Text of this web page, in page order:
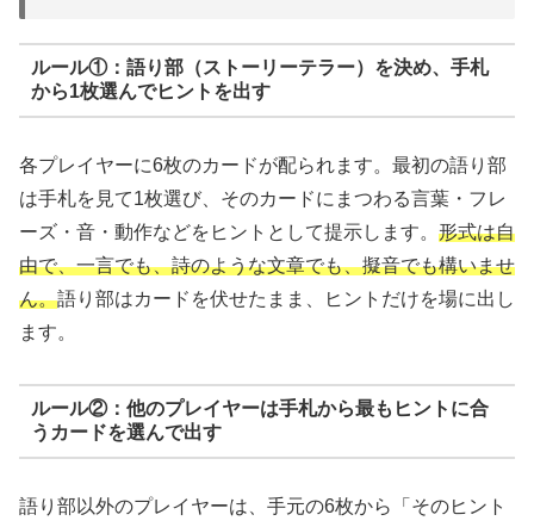
ルール①：語り部（ストーリーテラー）を決め、手札
から1枚選んでヒントを出す
各プレイヤーに6枚のカードが配られます。最初の語り部
は手札を見て1枚選び、そのカードにまつわる言葉・フレ
ーズ・音・動作などをヒントとして提示します。 形式は自
由で、一言でも、詩のような文章でも、擬音でも構いませ
ん。語り部はカードを伏せたまま、ヒントだけを場に出し
ます。
ルール②：他のプレイヤーは手札から最もヒントに合
うカードを選んで出す
語り部以外のプレイヤーは、手元の6枚から「そのヒント